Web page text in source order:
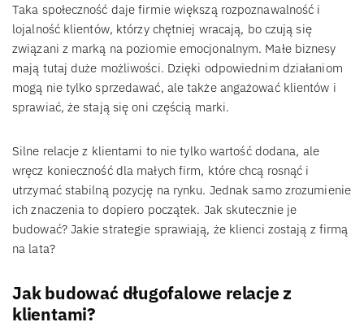
Taka społeczność daje firmie większą rozpoznawalność i
lojalność klientów, którzy chętniej wracają, bo czują się
związani z marką na poziomie emocjonalnym. Małe biznesy
mają tutaj duże możliwości. Dzięki odpowiednim działaniom
mogą nie tylko sprzedawać, ale także angażować klientów i
sprawiać, że stają się oni częścią marki.
Silne relacje z klientami to nie tylko wartość dodana, ale
wręcz konieczność dla małych firm, które chcą rosnąć i
utrzymać stabilną pozycję na rynku. Jednak samo zrozumienie
ich znaczenia to dopiero początek. Jak skutecznie je
budować? Jakie strategie sprawiają, że klienci zostają z firmą
na lata?
Jak budować długofalowe relacje z
klientami?